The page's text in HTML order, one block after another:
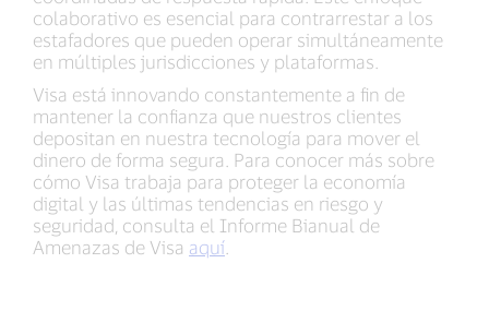
colaborativo es esencial para contrarrestar a los
estafadores que pueden operar simultáneamente
en múltiples jurisdicciones y plataformas.
Visa está innovando constantemente a fin de
mantener la confianza que nuestros clientes
depositan en nuestra tecnología para mover el
dinero de forma segura. Para conocer más sobre
cómo Visa trabaja para proteger la economía
digital y las últimas tendencias en riesgo y
seguridad, consulta el Informe Bianual de
Amenazas de Visa aquí